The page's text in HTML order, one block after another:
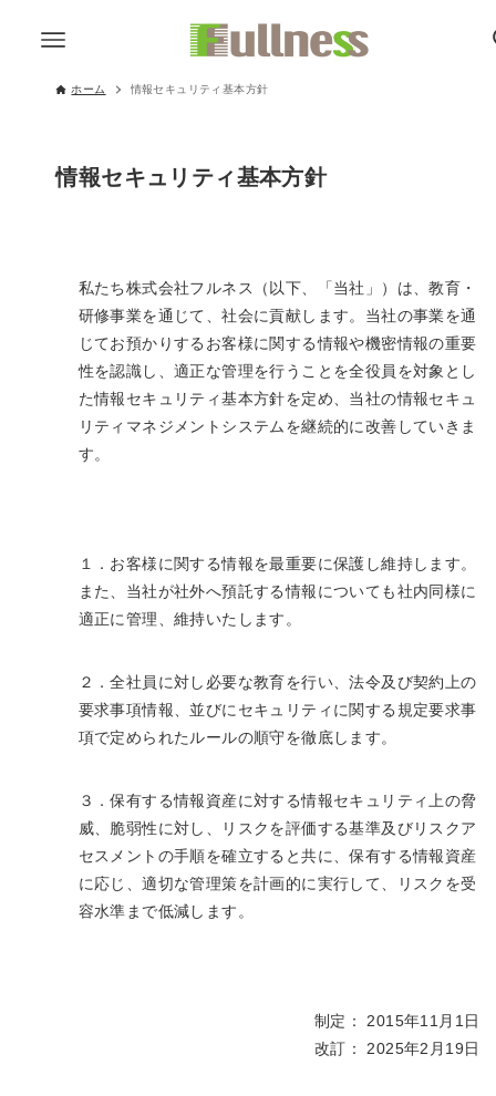
ホーム 情報セキュリティ基本方針
情報セキュリティ基本方針
私たち株式会社フルネス（以下、「当社」）は、教育・
研修事業を通じて、社会に貢献します。当社の事業を通
じてお預かりするお客様に関する情報や機密情報の重要
性を認識し、適正な管理を行うことを全役員を対象とし
た情報セキュリティ基本方針を定め、当社の情報セキュ
リティマネジメントシステムを継続的に改善していきま
す。
１．お客様に関する情報を最重要に保護し維持します。
また、当社が社外へ預託する情報についても社内同様に
適正に管理、維持いたします。
２．全社員に対し必要な教育を行い、法令及び契約上の
要求事項情報、並びにセキュリティに関する規定要求事
項で定められたルールの順守を徹底します。
３．保有する情報資産に対する情報セキュリティ上の脅
威、脆弱性に対し、リスクを評価する基準及びリスクア
セスメントの手順を確立すると共に、保有する情報資産
に応じ、適切な管理策を計画的に実行して、リスクを受
容水準まで低減します。
制定： 2015年11月1日
改訂： 2025年2月19日